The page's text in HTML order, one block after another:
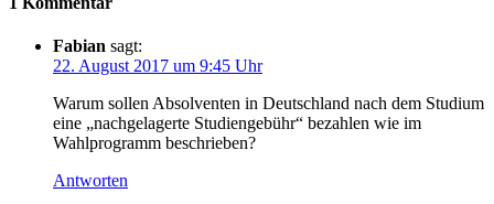
Fabian sagt:
22. August 2017 um 9:45 Uhr
Warum sollen Absolventen in Deutschland nach dem Studium
eine „nachgelagerte Studiengebühr“ bezahlen wie im
Wahlprogramm beschrieben?
Antworten